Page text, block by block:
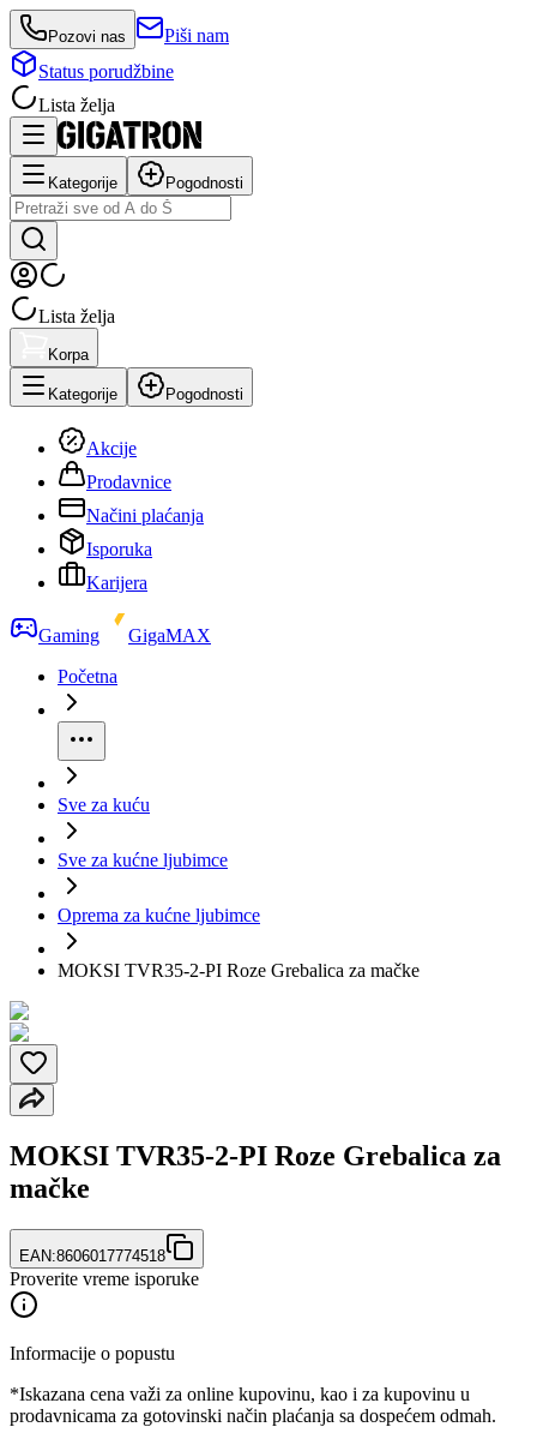
Pozovi nas
Piši nam
Status porudžbine
Lista želja
Kategorije Pogodnosti
Lista želja
Korpa
Kategorije Pogodnosti
Akcije
Prodavnice
Načini plaćanja
Isporuka
Karijera
Gaming
GigaMAX
Početna
Sve za kuću
Sve za kućne ljubimce
Oprema za kućne ljubimce
MOKSI TVR35-2-PI Roze Grebalica za mačke
MOKSI TVR35-2-PI Roze Grebalica za
mačke
EAN:8606017774518
Proverite vreme isporuke
Informacije o popustu
*Iskazana cena važi za online kupovinu, kao i za kupovinu u
prodavnicama za gotovinski način plaćanja sa dospećem odmah.